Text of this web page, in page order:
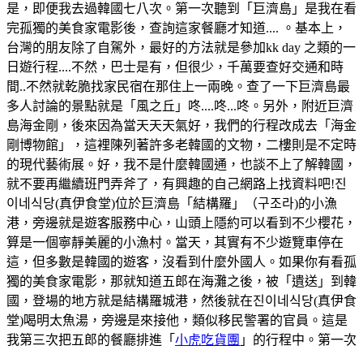
是，即便我去過韓國七八次。第一次聽到「巨濟島」是我在看
完孤獨的美食家電影後，查詢這家餐廳才知道.... 。基本上，
台灣的朋友除了自駕外，最好的方法就是參加kk day 之類的一
日遊行程....不然，巴士是有，但很少，千萬要查好交通和時
間..不然就乾脆找家民宿在那住上一兩晚。查了一下巨濟島最
多人討論的景點就是「風之丘」咚....咚...咚。另外，附近巨濟
島海金剛，後來因為當天天天氣好，我們的行程改成去「海金
剛博物館」，這裡陳列著許多老韓國的文物，二樓則是不定時
的現代藝術展。好，我不是什麼韓國通，也談不上了解韓國，
就不要再繼續班門弄斧了，有興趣的自己網路上找資料吧!진
이네식당(真伊食堂)位於巨濟島「結構羅」（구조라)的小漁
港，旁邊就是遊客服務中心，山頭上隱約可以看到不少櫻花，
算是一個寧靜美麗的小漁村。當天，其實有不少遊覽車停在
這，但多數是韓國的遊客，沒看到什麼外國人。如果你有看孤
獨的美食家電影，那就知道五郎在海灘之後，被「遺送」到韓
國，登場的地方就是結構羅城港，然後就在진이네식당(真伊食
堂)喝明太魚湯，旁邊是來接他，類似移民警署的官員。這是
我第三次把五郎的餐廳排進「 小虎吃貨團 」的行程中。第一次